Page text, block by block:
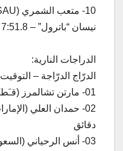
نيسان “باترول” – 7:51.8 دقائق
الدراجات النارية:
الدرّاج الدرّاجة – التوقيت
01- مارتن تشالمرز (قـَطـَـر) – “بيتا” – 7:40.4 دقائق
دقائق